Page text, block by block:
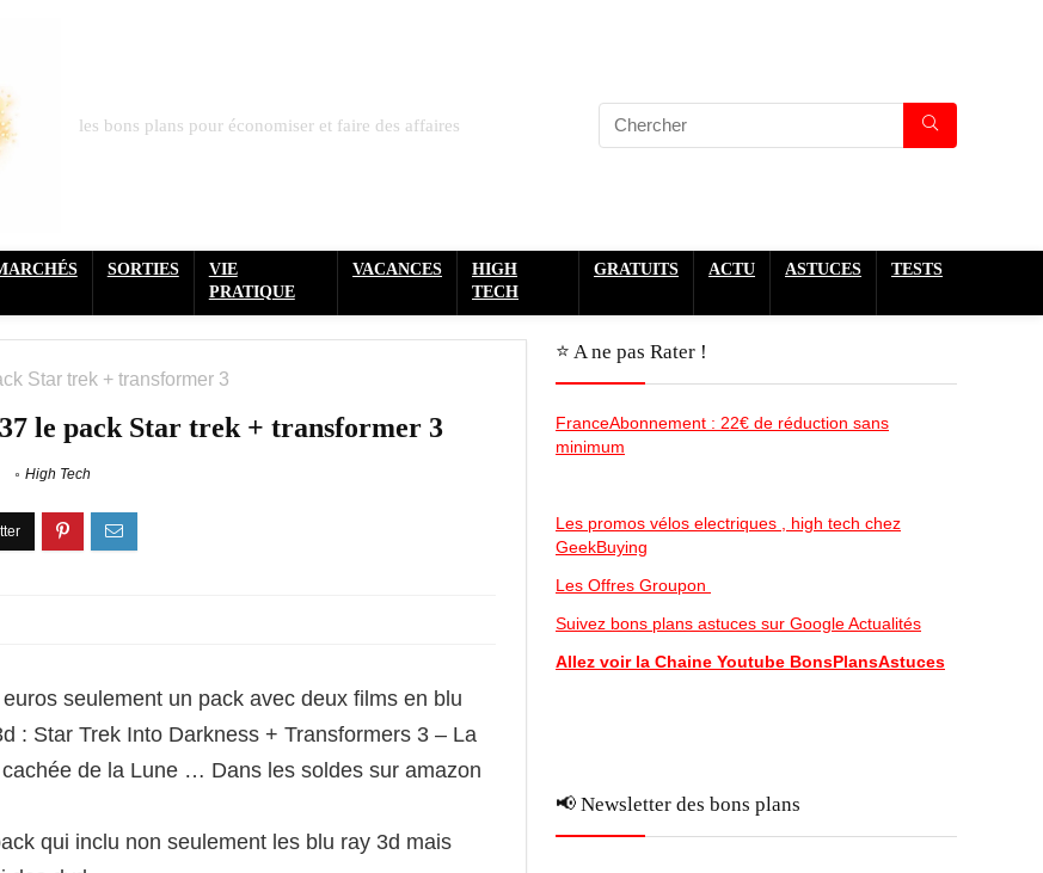
les bons plans pour économiser et faire des affaires
SORTIES
VIE
PRATIQUE
VACANCES
HIGH
TECH
GRATUITS ACTU ASTUCES TESTS
Star trek + transformer 3
le pack Star trek + transformer 3
High Tech
seulement un pack avec deux films en blu
: Star Trek Into Darkness + Transformers 3 – La
de la Lune … Dans les soldes sur amazon
qui inclu non seulement les blu ray 3d mais
⭐️ A ne pas Rater !
FranceAbonnement : 22€ de réduction sans
minimum
Les promos vélos electriques , high tech chez
GeekBuying
Les Offres Groupon
Suivez bons plans astuces sur Google Actualités
Allez voir la Chaine Youtube BonsPlansAstuces
📢 Newsletter des bons plans